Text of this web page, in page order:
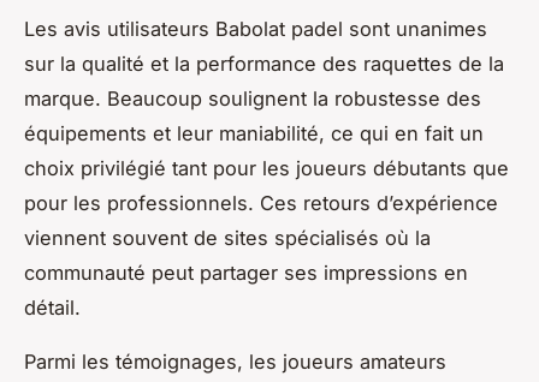
Les avis utilisateurs Babolat padel sont unanimes
sur la qualité et la performance des raquettes de la
marque. Beaucoup soulignent la robustesse des
équipements et leur maniabilité, ce qui en fait un
choix privilégié tant pour les joueurs débutants que
pour les professionnels. Ces retours d’expérience
viennent souvent de sites spécialisés où la
communauté peut partager ses impressions en
détail.
Parmi les témoignages, les joueurs amateurs